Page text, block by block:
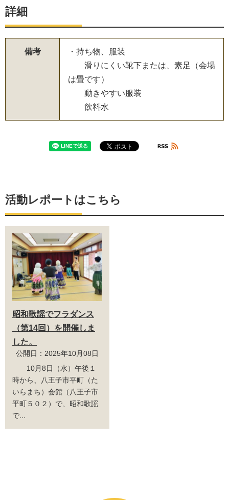
詳細
備考
・持ち物、服装
滑りにくい靴下または、素足（会場
は畳です）
動きやすい服装
飲料水
活動レポートはこちら
昭和歌謡でフラダンス
（第14回）を開催しま
した。
公開日：2025年10月08日
10月8日（水）午後１
時から、八王子市平町（た
いらまち）会館（八王子市
平町５０２）で、昭和歌謡
で...